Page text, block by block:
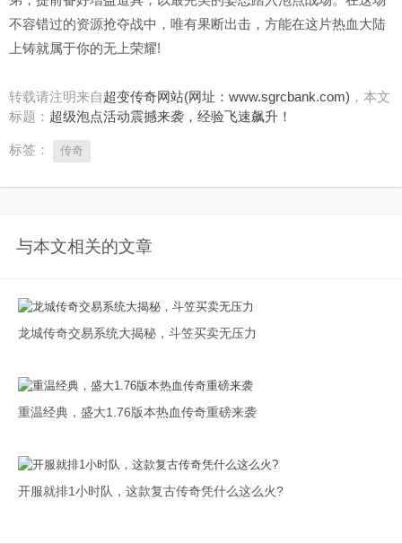
不容错过的资源抢夺战中，唯有果断出击，方能在这片热血大陆
上铸就属于你的无上荣耀!
转载请注明来自超变传奇网站(网址：www.sgrcbank.com) ，本文
标题： 超级泡点活动震撼来袭，经验飞速飙升！
标签： 传奇
与本文相关的文章
龙城传奇交易系统大揭秘，斗笠买卖无压力
重温经典，盛大1.76版本热血传奇重磅来袭
开服就排1小时队，这款复古传奇凭什么这么火?